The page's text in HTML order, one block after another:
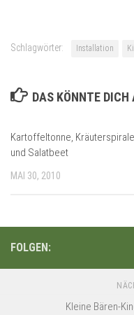
Schlagwörter: Installation
DAS KÖNNTE
Kartoffeltonne, Kräuterspirale
und Salatbeet
MAI 30, 2010
FOLGEN:
Kleine Bären-